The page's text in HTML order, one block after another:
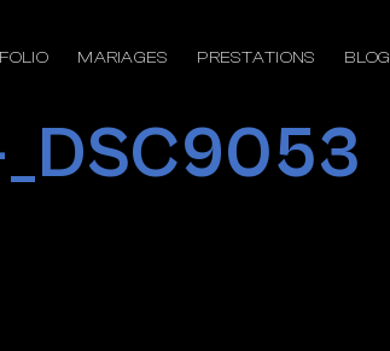
MARIAGES PRESTATIONS BLOG